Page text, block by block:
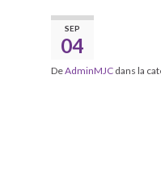
SEP
04
DeAdminMJCdans la